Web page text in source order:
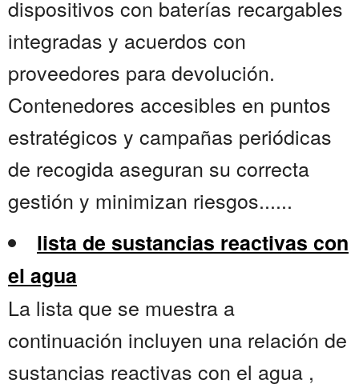
dispositivos con baterías recargables
integradas y acuerdos con
proveedores para devolución.
Contenedores accesibles en puntos
estratégicos y campañas periódicas
de recogida aseguran su correcta
gestión y minimizan riesgos......
lista de sustancias reactivas con
el agua
La lista que se muestra a
continuación incluyen una relación de
sustancias reactivas con el agua ,